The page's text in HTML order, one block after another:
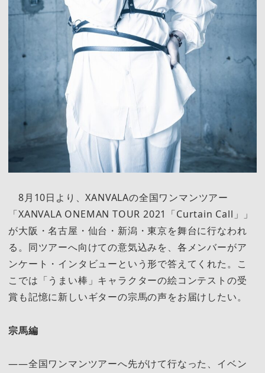
8月10日より、XANVALAの全国ワンマンツアー
「XANVALA ONEMAN TOUR 2021「Curtain Call」」
が大阪・名古屋・仙台・新潟・東京を舞台に行なわれ
る。同ツアーへ向けての意気込みを、各メンバーがア
ンケート・インタビューという形で答えてくれた。こ
こでは「うまい棒」キャラクターの絵コンテストの受
賞も記憶に新しいギターの宗馬の声をお届けしたい。
宗馬編
――全国ワンマンツアーへ先がけて行なった、イベン